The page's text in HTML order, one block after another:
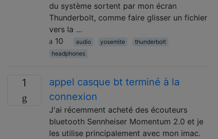
du système sortent par mon écran
Thunderbolt, comme faire glisser un fichier
vers la …
10
audio yosemite
thunderbolt
headphones
1
appel casque bt terminé à la
connexion
J'ai récemment acheté des écouteurs
bluetooth Sennheiser Momentum 2.0 et je
les utilise principalement avec mon imac.